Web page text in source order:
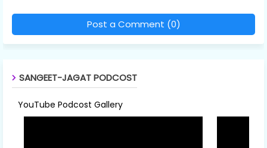
Post a Comment (0)
SANGEET-JAGAT PODCOST
YouTube Podcost Gallery